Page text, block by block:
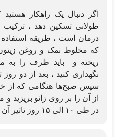
اگر دنبال یک راهکار
طولانی تسکین دهد ، ترکیب
درمان است ، طریقه
که مخلوط نمک و روغن
ریخته و باید ظرف را به
نگهداری کنید ، بعد از دو
سپس صبح‌ها هنگامی که از
در طی ۱۰ الی ۱۵ روز تاثیر آن را حس خواهید کرد .